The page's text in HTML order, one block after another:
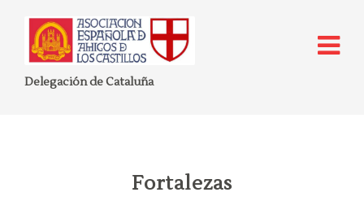
Delegación de Cataluña
Fortalezas